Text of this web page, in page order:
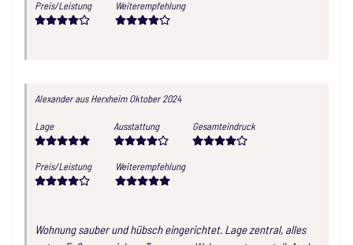
Preis/Leistung Weiterempfehlung
Alexanderaus Herxheim Oktober 2024
Lage Ausstattung Gesamteindruck
Preis/Leistung Weiterempfehlung
Wohnung sauber und hübsch eingerichtet. Lage zentral, alles